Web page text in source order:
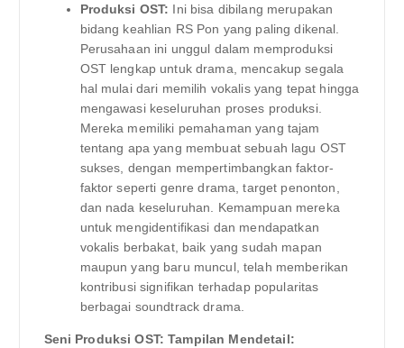
Produksi OST: Ini bisa dibilang merupakan
bidang keahlian RS Pon yang paling dikenal.
Perusahaan ini unggul dalam memproduksi
OST lengkap untuk drama, mencakup segala
hal mulai dari memilih vokalis yang tepat hingga
mengawasi keseluruhan proses produksi.
Mereka memiliki pemahaman yang tajam
tentang apa yang membuat sebuah lagu OST
sukses, dengan mempertimbangkan faktor-
faktor seperti genre drama, target penonton,
dan nada keseluruhan. Kemampuan mereka
untuk mengidentifikasi dan mendapatkan
vokalis berbakat, baik yang sudah mapan
maupun yang baru muncul, telah memberikan
kontribusi signifikan terhadap popularitas
berbagai soundtrack drama.
Seni Produksi OST: Tampilan Mendetail: